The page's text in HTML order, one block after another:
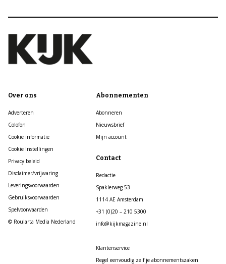
Over ons
Adverteren
Colofon
Cookie informatie
Cookie Instellingen
Privacy beleid
Disclaimer/vrijwaring
Leveringsvoorwaarden
Gebruiksvoorwaarden
Spelvoorwaarden
© Roularta Media Nederland
Abonnementen
Abonneren
Nieuwsbrief
Mijn account
Contact
Redactie
Spaklerweg 53
1114 AE Amsterdam
+31 (0)20 – 210 5300
info@kijkmagazine.nl
Klantenservice
Regel eenvoudig zelf je abonnementszaken